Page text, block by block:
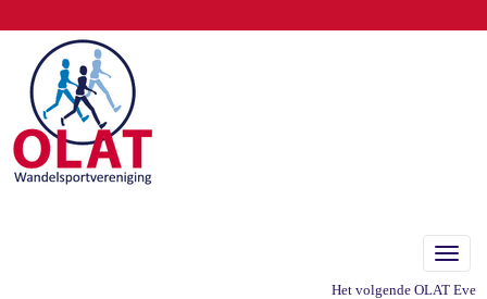
Het volgende OLAT